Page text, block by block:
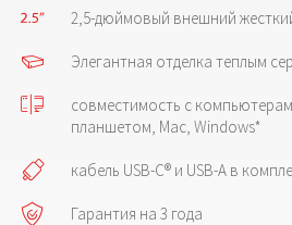
2,5-дюймовый внешний
Элегантная отделка теплым
совместимость с
планшетом, Mac, Windows*
кабель USB-C® и USB-A в
Гарантия на 3 года